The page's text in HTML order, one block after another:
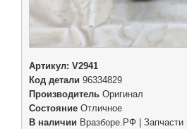
Артикул: V2941
Код детали 96334829
Производитель Оригинал
Состояние Отличное
В наличии Вразборе.РФ | Запчасти